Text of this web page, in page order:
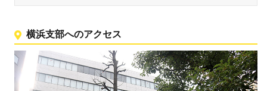
横浜支部へのアクセス